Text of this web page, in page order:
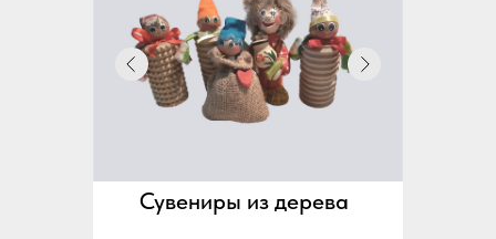
Сувениры из дерева